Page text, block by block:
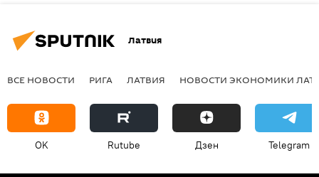
Латвия
ВСЕ НОВОСТИ РИГА ЛАТВИЯ НОВОСТИ ЭКОНОМИКИ
OK Rutube Дзен Telegram